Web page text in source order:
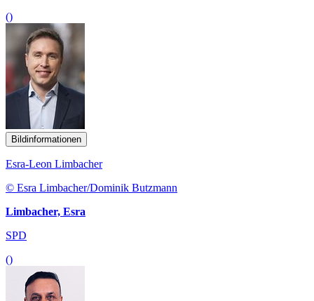
()
Bildinformationen
Esra-Leon Limbacher
© Esra Limbacher/Dominik Butzmann
Limbacher, Esra
SPD
()